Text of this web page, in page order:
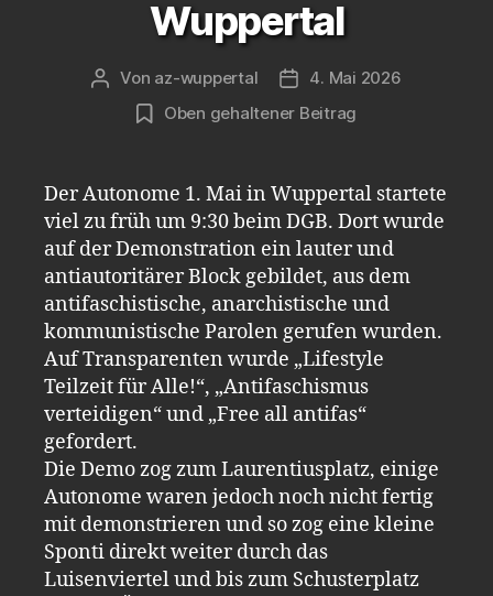
Wuppertal
Beitragsautor
Von az-wuppertal Veröffentlichungsdatum
4. Mai 2026
Oben gehaltener Beitrag
Der Autonome 1. Mai in Wuppertal startete
viel zu früh um 9:30 beim DGB. Dort wurde
auf der Demonstration ein lauter und
antiautoritärer Block gebildet, aus dem
antifaschistische, anarchistische und
kommunistische Parolen gerufen wurden.
Auf Transparenten wurde „Lifestyle
Teilzeit für Alle!“, „Antifaschismus
verteidigen“ und „Free all antifas“
gefordert.
Die Demo zog zum Laurentiusplatz, einige
Autonome waren jedoch noch nicht fertig
mit demonstrieren und so zog eine kleine
Sponti direkt weiter durch das
Luisenviertel und bis zum Schusterplatz